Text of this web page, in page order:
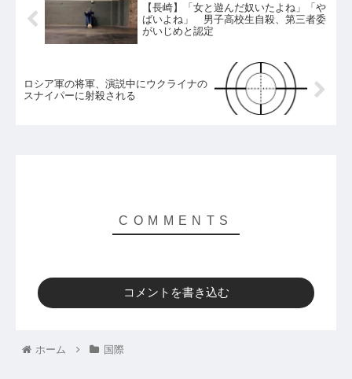
【長崎】「女と遊んだ奴いたよね」「や
ばいよね」 男子高校生自殺、第三者委
がいじめと認定
ロシア軍の将軍、演説中にウクライナの
スナイパーに射殺される
コメントを書き込む
ホーム 国際